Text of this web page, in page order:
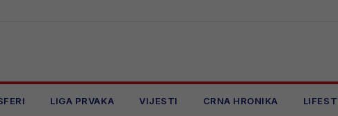
LIGA PRVAKA VIJESTI CRNA HRONIKA